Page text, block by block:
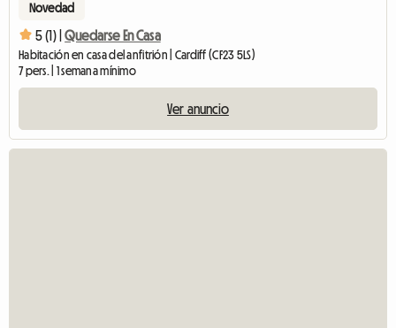
Novedad
5 (1) | Quedarse En Casa
Habitación en casa del anfitrión | Cardiff (CF23 5LS)
7 pers. | 1 semana mínimo
Ver anuncio